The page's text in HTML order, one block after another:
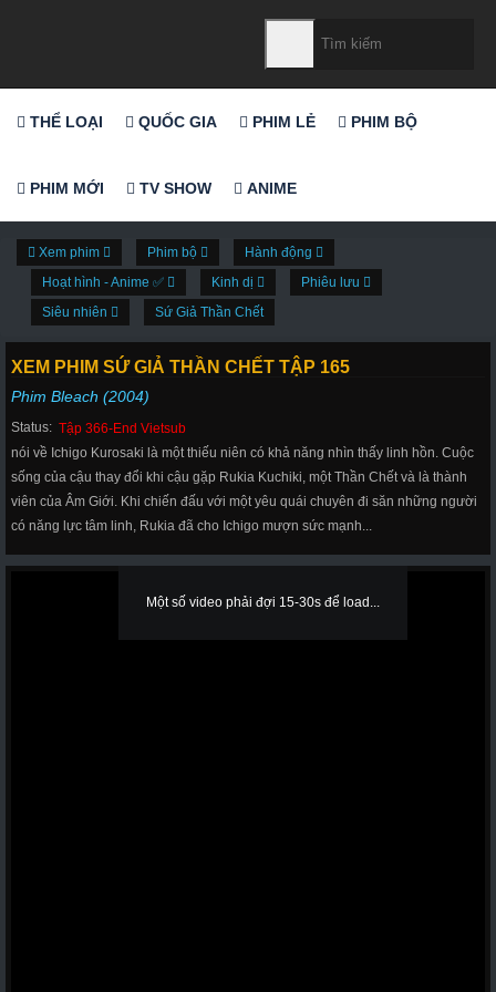
THỂ LOẠI QUỐC GIA PHIM LẺ PHIM BỘ
PHIM MỚI TV SHOW ANIME
Xem phim Phim bộ
Hành động
Hoạt hình - Anime ✅
Kinh dị
Phiêu lưu
Siêu nhiên
Sứ Giả Thần Chết
XEM PHIM SỨ GIẢ THẦN CHẾT TẬP 165
Phim Bleach (2004)
Status: Tập 366-End Vietsub
nói về Ichigo Kurosaki là một thiếu niên có khả năng nhìn thấy linh hồn. Cuộc
sống của cậu thay đổi khi cậu gặp Rukia Kuchiki, một Thần Chết và là thành
viên của Âm Giới. Khi chiến đấu với một yêu quái chuyên đi săn những người
có năng lực tâm linh, Rukia đã cho Ichigo mượn sức mạnh...
Một số video phải đợi 15-30s để load...